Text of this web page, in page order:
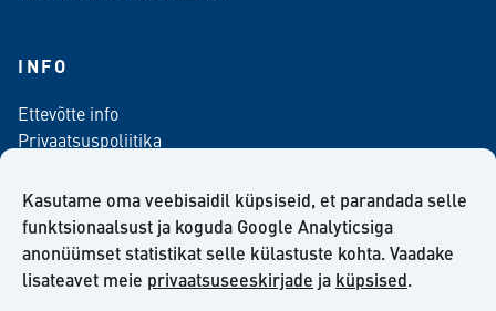
Kasutame oma veebisaidil küpsiseid, et parandada selle
funktsionaalsust ja koguda Google Analyticsiga
anonüümset statistikat selle külastuste kohta. Vaadake
lisateavet meie privaatsuseeskirjade ja küpsised.
INFO
Ettevõtte info
Privaatsuspoliitika
Meediale
Telli meie uudiskiri
Kiilto Eesti OÜ müügilepingu tingimused